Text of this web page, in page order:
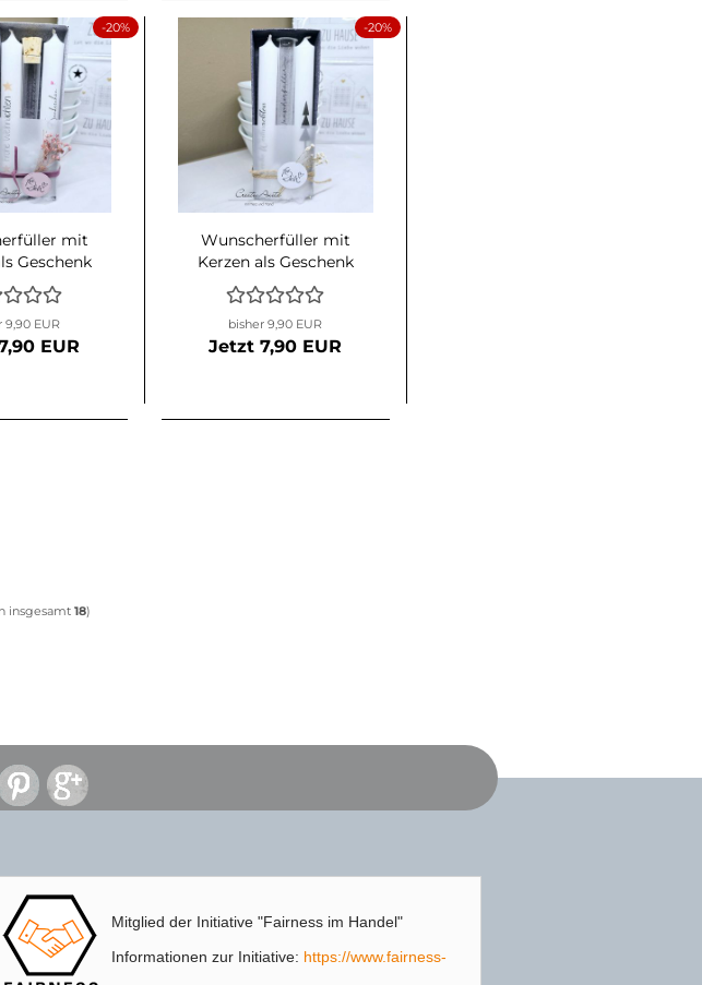
-20%
mit
Geschenk
- rosa
9,90 EUR
EUR
-20%
Wunscherfüller mit
Kerzen als Geschenk
verpackt - weiß
bisher 9,90 EUR
Jetzt 7,90 EUR
insgesamt18)
Mitglied der Initiative "Fairness im Handel"
Informationen zur Initiative: https://www.fairness-